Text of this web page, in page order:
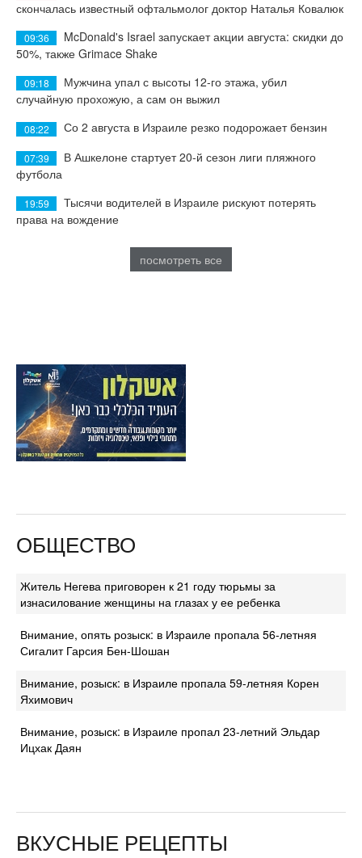
скончалась известный офтальмолог доктор Наталья Ковалюк
09:36
McDonald's Israel запускает акции августа: скидки до
50%, также Grimace Shake
09:18
Мужчина упал с высоты 12-го этажа, убил
случайную прохожую, а сам он выжил
08:22 Со 2 августа в Израиле резко подорожает бензин
07:39
В Ашкелоне стартует 20-й сезон лиги пляжного
футбола
19:59
Тысячи водителей в Израиле рискуют потерять
права на вождение
посмотреть все
ОБЩЕСТВО
Житель Негева приговорен к 21 году тюрьмы за
изнасилование женщины на глазах у ее ребенка
Внимание, опять розыск: в Израиле пропала 56-летняя
Сигалит Гарсия Бен-Шошан
Внимание, розыск: в Израиле пропала 59-летняя Корен
Яхимович
Внимание, розыск: в Израиле пропал 23-летний Эльдар
Ицхак Даян
ВКУСНЫЕ РЕЦЕПТЫ